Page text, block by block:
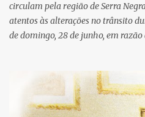
circulam pela região de Serra
atentos às alterações no trânsito
de domingo, 28 de junho, em
reunirá atletas de diferentes
passando pelos municípios de
do Sul, Lindoia e Socorro. Para